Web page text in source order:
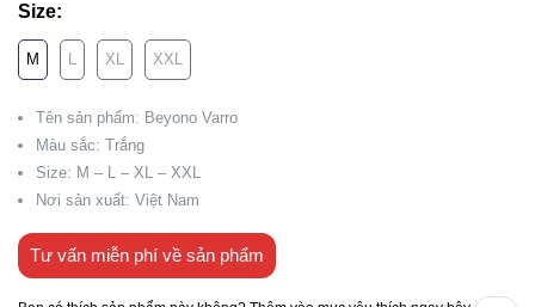
Size:
M L XL XXL
Tên sản phẩm: Beyono Varro
Màu sắc: Trắng
Size: M – L – XL – XXL
Nơi sản xuất: Việt Nam
Tư vấn miễn phí về sản phẩm